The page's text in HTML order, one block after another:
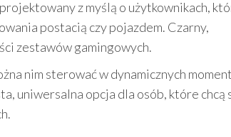
z myślą o użytkownikach,
postacią czy pojazdem. Czarny,
zestawów gamingowych.
nim sterować w dynamicznych
uniwersalna opcja dla osób, które chcą